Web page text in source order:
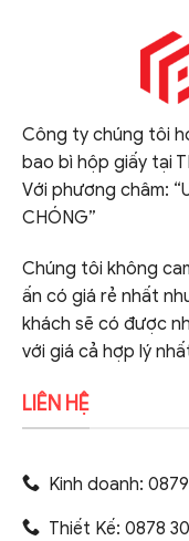
Công ty chúng tôi
bao bì hộp giấy tại
Với phương châm:
CHÓNG”
Chúng tôi không
ấn có giá rẻ nhất
khách sẽ có được
với giá cả hợp lý
LIÊN HỆ
Kinh doanh:
Thiết Kế: 0878